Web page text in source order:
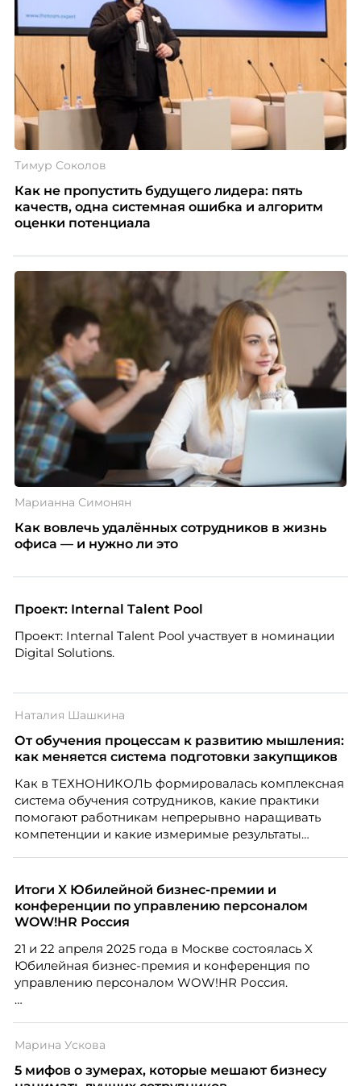
Тимур Соколов
Как не пропустить будущего лидера: пять
качеств, одна системная ошибка и алгоритм
оценки потенциала
Марианна Симонян
Как вовлечь удалённых сотрудников в жизнь
офиса — и нужно ли это
Проект: Internal Talent Pool
Проект: Internal Talent Pool участвует в номинации
Digital Solutions.
Наталия Шашкина
От обучения процессам к развитию мышления:
как меняется система подготовки закупщиков
Как в ТЕХНОНИКОЛЬ формировалась комплексная
система обучения сотрудников, какие практики
помогают работникам непрерывно наращивать
компетенции и какие измеримые результаты
закупкам направления «Минеральная изоляция»
компании ТЕХНОНИКОЛЬ.
Итоги X Юбилейной бизнес-премии и
конференции по управлению персоналом
WOW!HR Россия
21 и 22 апреля 2025 года в Москве состоялась X
Юбилейная бизнес-премия и конференция по
управлению персоналом WOW!HR Россия.
номинантов и гостей мероприятия.
Марина Ускова
5 мифов о зумерах, которые мешают бизнесу